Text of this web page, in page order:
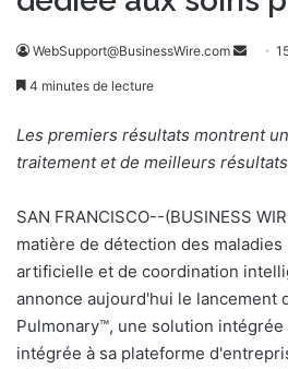
WebSupport@BusinessWire.com
o
y
r
u
4 minutes de lecture
Les premiers résultats montrent
traitement et de meilleurs
SAN FRANCISCO--(BUSINESS
matière de détection des
artificielle et de coordination
annonce aujourd'hui le lancement
Pulmonary™, une solution
intégrée à sa plateforme